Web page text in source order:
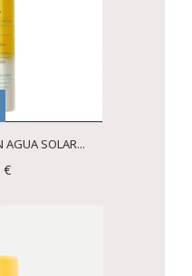
SOLAR...
€